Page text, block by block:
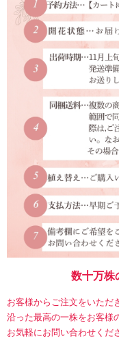
数十万株
お客様からご注文をいただ
沿った最高の一株をお客様
お気軽にお問い合わせくだ